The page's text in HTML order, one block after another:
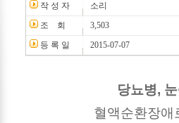
작 성 자
소리
조 회
3,503
등 록 일
2015-07-07
당뇨병,
혈액순환장애